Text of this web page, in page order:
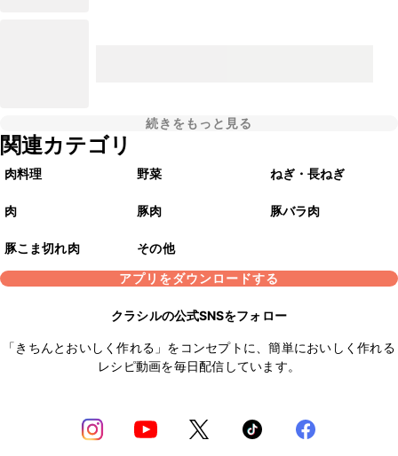
続きをもっと見る
関連カテゴリ
肉料理 野菜 ねぎ・長ねぎ
肉 豚肉 豚バラ肉
豚こま切れ肉
その他
アプリをダウンロードする
クラシルの公式SNSをフォロー
「きちんとおいしく作れる」をコンセプトに、簡単においしく作れる
レシピ動画を毎日配信しています。